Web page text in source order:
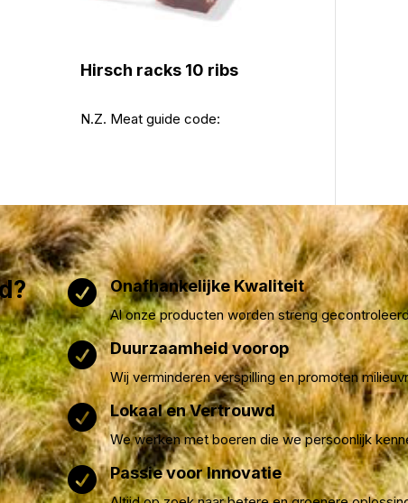
Hirsch racks 10 ribs
N.Z. Meat guide code:
 Onafhankelijke Kwaliteit
Al onze producten worden streng
 Duurzaamheid voorop
Wij verminderen verspilling en promoten
 Lokaal en Vertrouwd
We werken met boeren die we persoonlijk
 Passie voor Innovatie